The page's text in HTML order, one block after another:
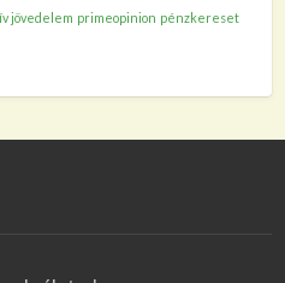
jövedelem primeopinion pénzkereset